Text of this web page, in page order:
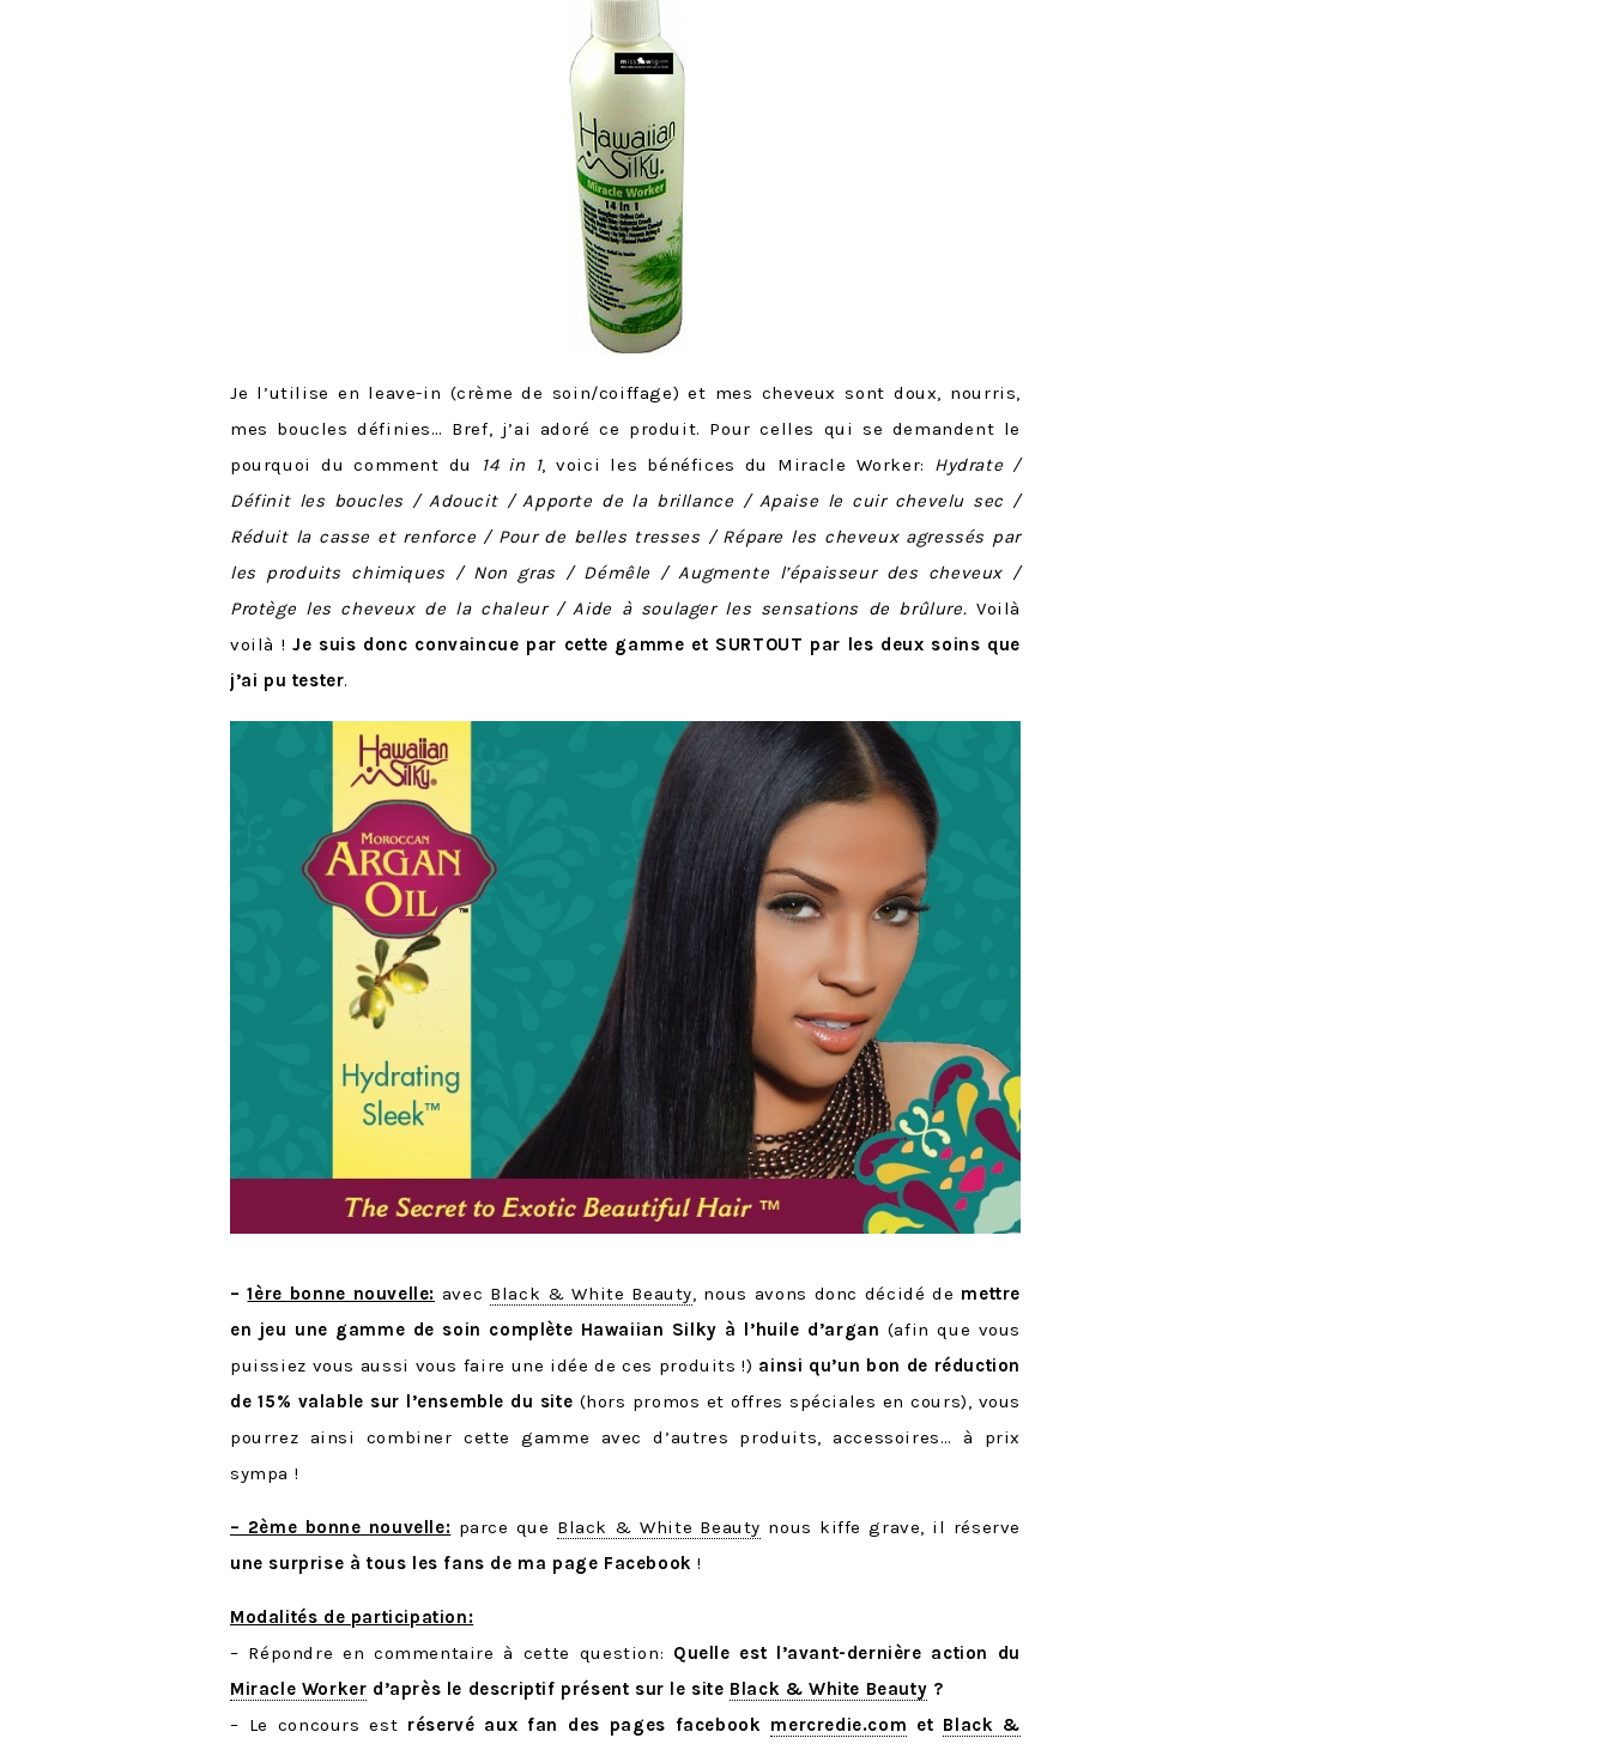
Je l’utilise en leave-in (crème de soin/coiffage) et mes cheveux sont doux, nourris,
mes boucles définies… Bref, j’ai adoré ce produit. Pour celles qui se demandent le
pourquoi du comment du
14 in 1, voici les bénéfices du Miracle Worker: Hydrate /
Définit les boucles / Adoucit / Apporte de la brillance / Apaise le cuir chevelu sec /
Réduit la casse et renforce / Pour de belles tresses / Répare les cheveux agressés par
les produits chimiques / Non gras / Démêle / Augmente l’épaisseur des cheveux /
Protège les cheveux de la chaleur / Aide à soulager les sensations de brûlure. Voilà
voilà !Je suis donc convaincue par cette gamme et SURTOUT par les deux soins que
j’ai pu tester.
–1ère bonne nouvelle: avec Black & White Beauty, nous avons donc décidé de mettre
en jeu une gamme de soin complète Hawaiian Silky à l’huile d’argan (afin que vous
puissiez vous aussi vous faire une idée de ces produits !) ainsi qu’un bon de réduction
de 15% valable sur l’ensemble du site (hors promos et offres spéciales en cours), vous
pourrez ainsi combiner cette gamme avec d’autres produits, accessoires… à prix
sympa !
– 2ème bonne nouvelle: parce que Black & White Beauty nous kiffe grave, il réserve
une surprise à tous les fans de ma page Facebook !
Modalités de participation:
– Répondre en commentaire à cette question: Quelle est l’avant-dernière action du
Miracle Worker d’après le descriptif présent sur le site Black & White Beauty ?
– Le concours est réservé aux fan des pages facebook mercredie.com et Black &